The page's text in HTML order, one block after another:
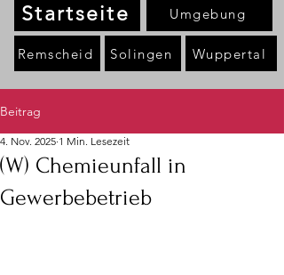
Startseite
Remscheid Solingen Wuppertal
Umgebung
Beitrag
(W) Chemieunfall in
Gewerbebetrieb
4. Nov. 2025 1 Min. Lesezeit